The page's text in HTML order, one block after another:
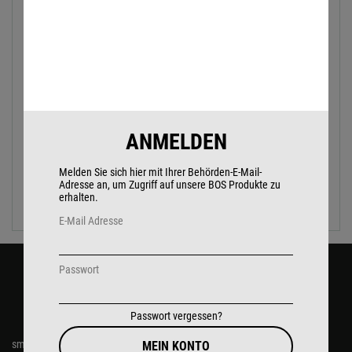
ZUM PRODUKT
922,25€
inkl. 19% Mwst
KONTAKT
smartAudio GmbH
ANMELDEN
Melden Sie sich hier mit Ihrer Behörden-E-Mail-
Adresse an, um Zugriff auf unsere BOS Produkte zu
erhalten.
E-Mail Adresse
Passwort
Passwort vergessen?
MEIN KONTO